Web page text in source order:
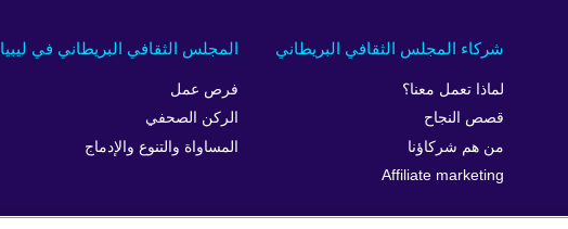
المجلس الثقافي البريطاني في ليبيا
فرص عمل
الركن الصحفي
المساواة والتنوع والإدماج
شركاء المجلس الثقافي البريطاني
لماذا تعمل معنا؟
قصص النجاح
من هم شركاؤنا
Affiliate marketing